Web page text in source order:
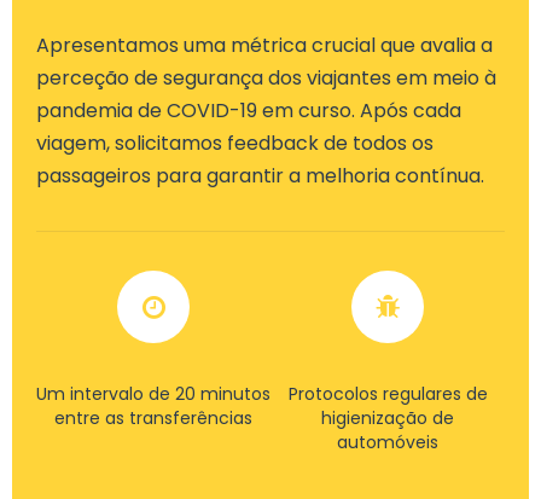
Apresentamos uma métrica crucial que avalia a
perceção de segurança dos viajantes em meio à
pandemia de COVID-19 em curso. Após cada
viagem, solicitamos feedback de todos os
passageiros para garantir a melhoria contínua.
Um intervalo de 20 minutos
entre as transferências
Protocolos regulares de
higienização de
automóveis